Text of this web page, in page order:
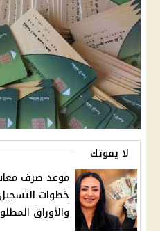
لا يفوتك
خطوات
والأوراق